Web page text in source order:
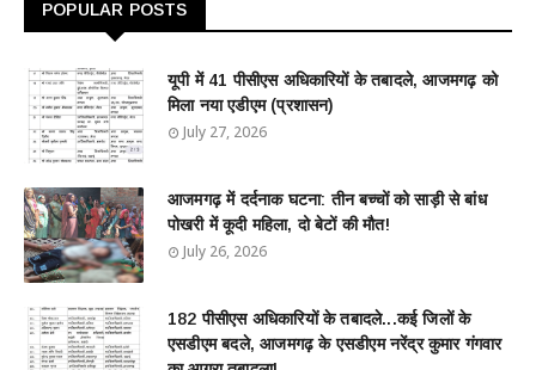
POPULAR POSTS
यूपी में 41 पीसीएस अधिकारियों के तबादले, आजमगढ़ को
मिला नया एडीएम (प्रशासन)
July 27, 2026
आजमगढ़ में दर्दनाक घटना: तीन बच्चों को साड़ी से बांध
पोखरी में कूदी महिला, दो बेटों की मौत!
July 26, 2026
182 पीसीएस अधिकारियों के तबादले...कई जिलों के
एसडीएम बदले, आजमगढ़ के एसडीएम नरेंद्र कुमार गंगवार